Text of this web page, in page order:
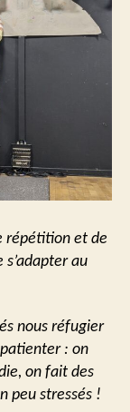
répétition et de
au
nous réfugier
: on
on fait des
peu stressés !